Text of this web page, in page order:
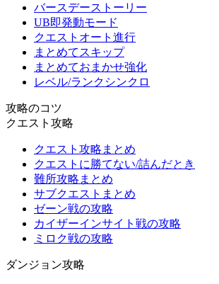
バースデーストーリー
UB即発動モード
クエストオート進行
まとめてスキップ
まとめておまかせ強化
レベル/ランクシンクロ
攻略のコツ
クエスト攻略
クエスト攻略まとめ
クエストに勝てない/詰んだとき
難所攻略まとめ
サブクエストまとめ
ゼーン戦の攻略
カイザーインサイト戦の攻略
ミロク戦の攻略
ダンジョン攻略